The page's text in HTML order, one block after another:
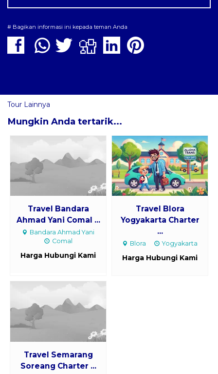
# Bagikan informasi ini kepada teman Anda
Tour Lainnya
Mungkin Anda tertarik...
Travel Bandara
Ahmad Yani Comal ...
Bandara Ahmad Yani
Comal
Harga Hubungi Kami
Travel Blora
Yogyakarta Charter
...
Blora Yogyakarta
Harga Hubungi Kami
Travel Semarang
Soreang Charter ...